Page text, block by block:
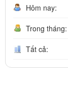
Hôm nay:
Trong tháng:
Tất cả: